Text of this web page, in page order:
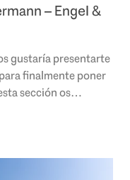
– Engel &
gustaría presentarte
finalmente poner
sección os